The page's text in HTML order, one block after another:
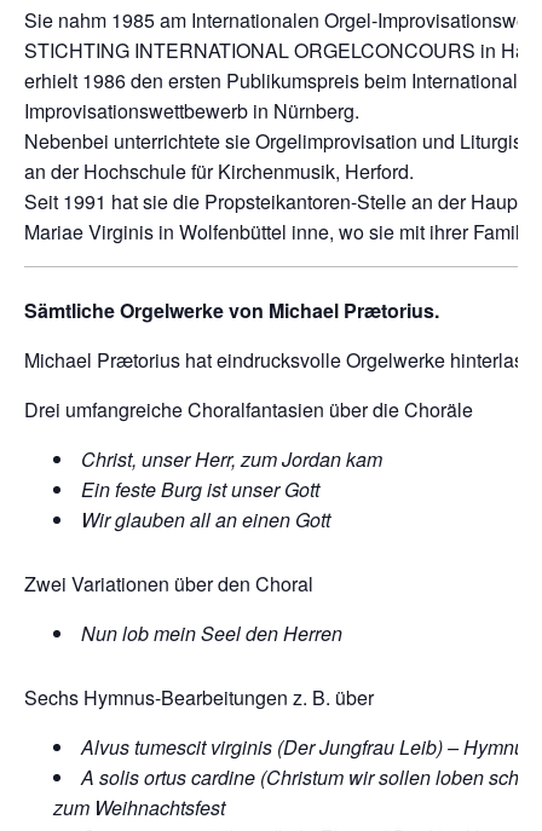
Sie nahm 1985 am Internationalen Orgel-
STICHTING INTERNATIONAL ORGELCONCOURS in
erhielt 1986 den ersten Publikumspreis beim
Improvisationswettbewerb in Nürnberg.
Nebenbei unterrichtete sie Orgelimprovisation und
an der Hochschule für Kirchenmusik, Herford.
Seit 1991 hat sie die Propsteikantoren-Stelle an der
Mariae Virginis in Wolfenbüttel inne, wo sie mit ihrer Familie
Sämtliche Orgelwerke von Michael Prætorius.
Michael Prætorius hat eindrucksvolle Orgelwerke
Drei umfangreiche Choralfantasien über die Choräle
Christ, unser Herr, zum Jordan kam
Ein feste Burg ist unser Gott
Wir glauben all an einen Gott
Zwei Variationen über den Choral
Nun lob mein Seel den Herren
Sechs Hymnus-Bearbeitungen z. B. über
Alvus tumescit virginis (Der Jungfrau Leib) – Hymnus
A solis ortus cardine (Christum wir sollen loben
zum Weihnachtsfest